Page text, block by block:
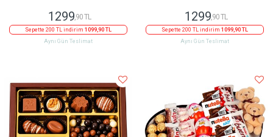
1299,90 TL
Sepette 200 TL indirim 1099,90 TL
Aynı Gün Teslimat
1299,90 TL
Sepette 200 TL indirim 1099,90 TL
Aynı Gün Teslimat